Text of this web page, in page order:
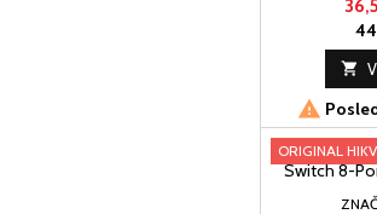
to na portoch
uplink


ORIGINAL